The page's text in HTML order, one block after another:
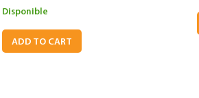
Disponible
ADD TO CART